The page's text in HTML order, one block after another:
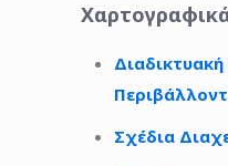
Σχέδια